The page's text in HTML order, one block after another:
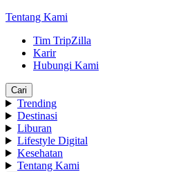
Tentang Kami
Tim TripZilla
Karir
Hubungi Kami
Cari
Trending
Destinasi
Liburan
Lifestyle Digital
Kesehatan
Tentang Kami